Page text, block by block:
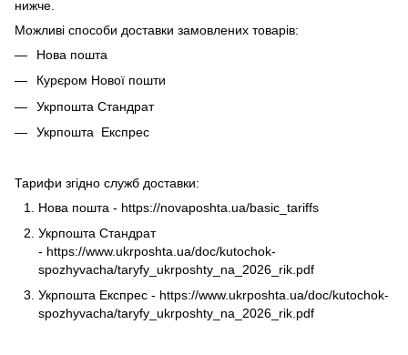
нижче.
Можливі способи доставки замовлених товарів:
Нова пошта
Курєром Нової пошти
Укрпошта Стандрат
Укрпошта Експрес
Тарифи згідно служб доставки:
Нова пошта - https://novaposhta.ua/basic_tariffs
Укрпошта Стандрат
- https://www.ukrposhta.ua/doc/kutochok-
spozhyvacha/taryfy_ukrposhty_na_2026_rik.pdf
Укрпошта Експрес - https://www.ukrposhta.ua/doc/kutochok-
spozhyvacha/taryfy_ukrposhty_na_2026_rik.pdf